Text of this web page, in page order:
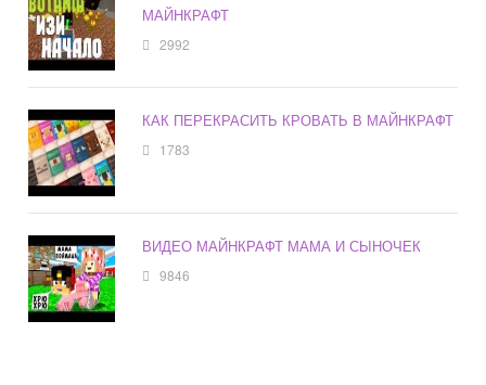
МАЙНКРАФТ
2992
КАК ПЕРЕКРАСИТЬ КРОВАТЬ В МАЙНКРАФТ
1783
ВИДЕО МАЙНКРАФТ МАМА И СЫНОЧЕК
9846